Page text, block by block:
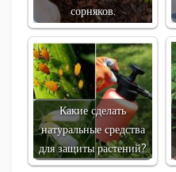
сорняков.
Какие сделать
натуральные средства
для защиты растений?